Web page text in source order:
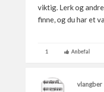
viktig. Lerk og
finne, og du har et
1 Anbefal
vlangber